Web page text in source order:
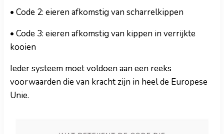
• Code 2: eieren afkomstig van scharrelkippen
• Code 3: eieren afkomstig van kippen in verrijkte
kooien
Ieder systeem moet voldoen aan een reeks
voorwaarden die van kracht zijn in heel de Europese
Unie.